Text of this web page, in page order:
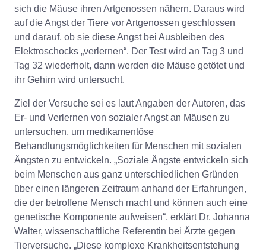
sich die Mäuse ihren Artgenossen nähern. Daraus wird
auf die Angst der Tiere vor Artgenossen geschlossen
und darauf, ob sie diese Angst bei Ausbleiben des
Elektroschocks „verlernen“. Der Test wird an Tag 3 und
Tag 32 wiederholt, dann werden die Mäuse getötet und
ihr Gehirn wird untersucht.
Ziel der Versuche sei es laut Angaben der Autoren, das
Er- und Verlernen von sozialer Angst an Mäusen zu
untersuchen, um medikamentöse
Behandlungsmöglichkeiten für Menschen mit sozialen
Ängsten zu entwickeln. „Soziale Ängste entwickeln sich
beim Menschen aus ganz unterschiedlichen Gründen
über einen längeren Zeitraum anhand der Erfahrungen,
die der betroffene Mensch macht und können auch eine
genetische Komponente aufweisen“, erklärt Dr. Johanna
Walter, wissenschaftliche Referentin bei Ärzte gegen
Tierversuche. „Diese komplexe Krankheitsentstehung